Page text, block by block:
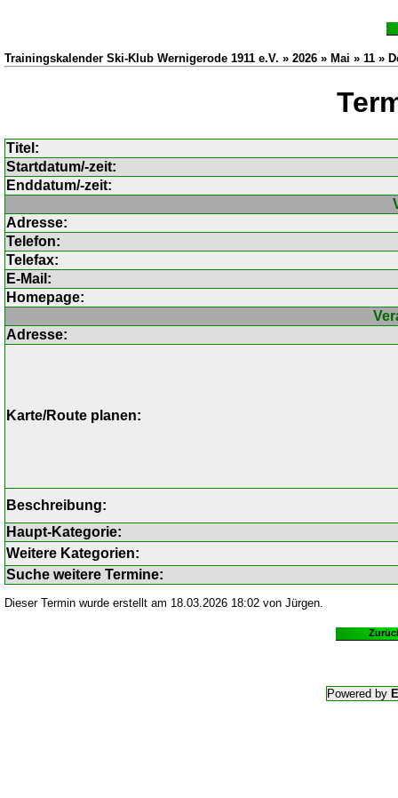
Trainingskalender Ski-Klub Wernigerode 1911 e.V. » 2026 » Mai » 11 »
Titel:
Startdatum/-zeit:
Enddatum/-zeit:
Adresse:
Telefon:
Telefax:
E-Mail:
Homepage:
Adresse:
Karte/Route planen:
Beschreibung:
Haupt-Kategorie:
Weitere Kategorien:
Suche weitere Termine:
Dieser Termin wurde erstellt am 18.03.2026 18:02 von Jürgen
Powered by